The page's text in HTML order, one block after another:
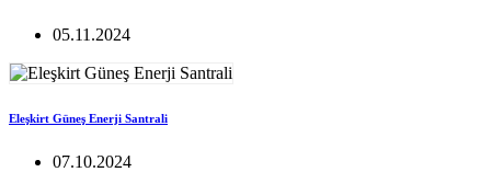
05.11.2024
Eleşkirt Güneş Enerji Santrali
07.10.2024